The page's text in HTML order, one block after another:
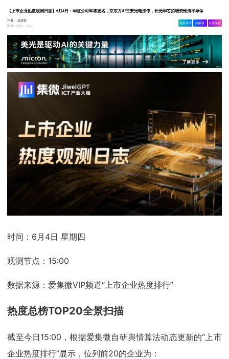
【上市企业热度观测日志】6月4日：华虹公司即将更名，京东方A/三安光电涨停，长光华芯拟增资惟清半导体
作者：赵碧莹
06-04 18:04
2w
相关舆情 AI解读 生成海报
时间：6月4日 星期四
观测节点：15:00
数据来源：爱集微VIP频道“上市企业热度排行”
热度总榜TOP20全景扫描
截至今日15:00，根据爱集微自研舆情算法动态更新的“上市
企业热度排行”显示，位列前20的企业为：